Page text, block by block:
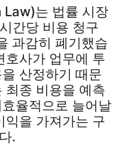
Law)는 법률 시장
간당 비용 청구
과감히 폐기했습
호사가 업무에 투
산정하기 때문
최종 비용을 예측
율적으로 늘어날
익을 가져가는 구
.